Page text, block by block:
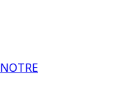
NOTRE